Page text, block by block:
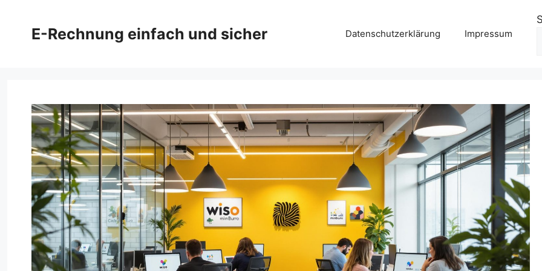
springenE-Rechnung einfach und sicher Datenschutzerklärung Impressum